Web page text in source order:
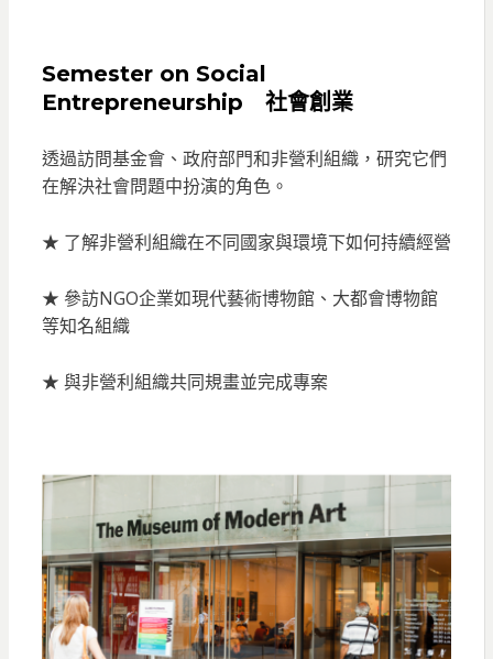
Semester on Social
Entrepreneurship 社會創業
透過訪問基金會、政府部門和非營利組織，研究它們
在解決社會問題中扮演的角色。
★ 了解非營利組織在不同國家與環境下如何持續經營
★ 參訪NGO企業如現代藝術博物館、大都會博物館
等知名組織
★ 與非營利組織共同規畫並完成專案